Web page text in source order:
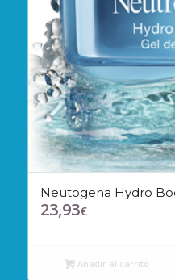
Neutogena Hydro
23,93€
Añadir al carrito